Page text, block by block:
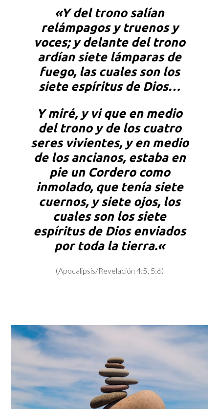
Eterno
«Y del trono salían
relámpagos y truenos y
voces; y delante del trono
ardían siete lámparas de
fuego, las cuales son los
siete espíritus de Dios…
Y miré, y vi que en medio
del trono y de los cuatro
seres vivientes, y en medio
de los ancianos, estaba en
pie un Cordero como
inmolado, que tenía siete
cuernos, y siete ojos, los
cuales son los siete
espíritus de Dios enviados
por toda la tierra.«
(Apocalipsis/Revelación 4:5; 5:6)